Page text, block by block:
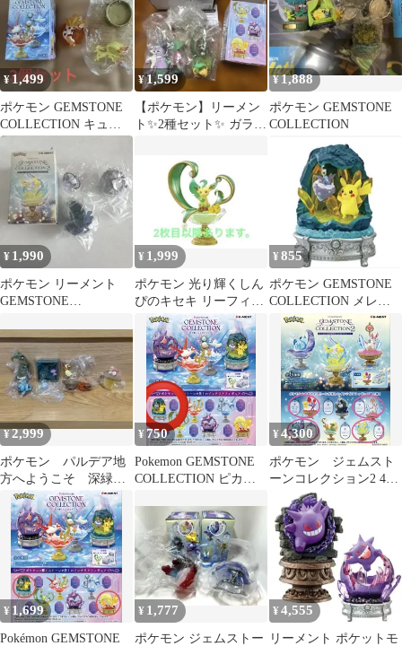
¥1,499
ポケモン GEMSTONE
COLLECTION キュウ
コン 2個セット 新品
¥1,599
【ポケモン】リーメン
ト✨2種セット✨ ガラル
¥1,888
ポケモン GEMSTONE
COLLECTION
¥ 1,990
ポケモン リーメント
GEMSTONE
デラ
¥ 1,999
ポケモン 光り輝くしん
ぴのキセキ リーフィア
キュウコン
¥ 855
ポケモン GEMSTONE
COLLECTION メレシ
ー&ピカチュウ
¥2,999
ポケモン パルデア地
方へようこそ 深緑の
森 ジェムストーンコ
レクション
¥750
Pokemon GEMSTONE
COLLECTION ピカチ
¥4,300
ポケモン ジェムスト
ーンコレクション2 4種
セット
¥ 1,699
Pokémon GEMSTONE
¥ 1,777
ポケモン ジェムストー
¥ 4,555
リーメント ポケットモ